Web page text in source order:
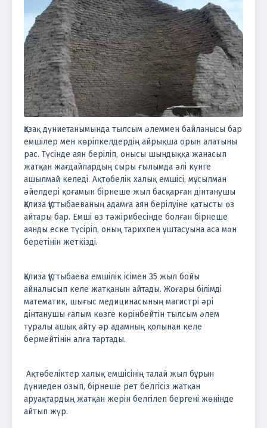
Қазақ дүниетанымында тылсым әлеммен байланысы бар
емшілер мен көріпкелдердің айрықша орын алатыны
рас. Түсінде аян беріліп, онысы шындыққа жанасып
жатқан жағдайлардың сыры ғылымда әлі күнге
ашылмай келеді. Ақтөбелік халық емшісі, мұсылман
әйелдері қоғамын бірнеше жыл басқарған дінтанушы
Қализа Құттыбаеваның адамға аян берілуіне қатысты өз
айтары бар. Емші өз тәжірибесінде болған бірнеше
аянды еске түсіріп, оның тарихпен ұштасуына аса мән
беретінін жеткізді.
Қализа Құттыбаева емшілік ісімен 35 жыл бойы
айналысып келе жатқанын айтады. Жоғары білімді
математик, шығыс медицинасының магистрі әрі
дінтанушы ғалым көзге көрінбейтін тылсым әлем
туралы ашық айту әр адамның қолынан келе
бермейтінін алға тартады.
Ақтөбеліктер халық емшісінің талай жыл бұрын
дүниеден озып, бірнеше рет белгісіз жатқан
аруақтардың жатқан жерін белгілеп бергені жөнінде
айтып жүр.